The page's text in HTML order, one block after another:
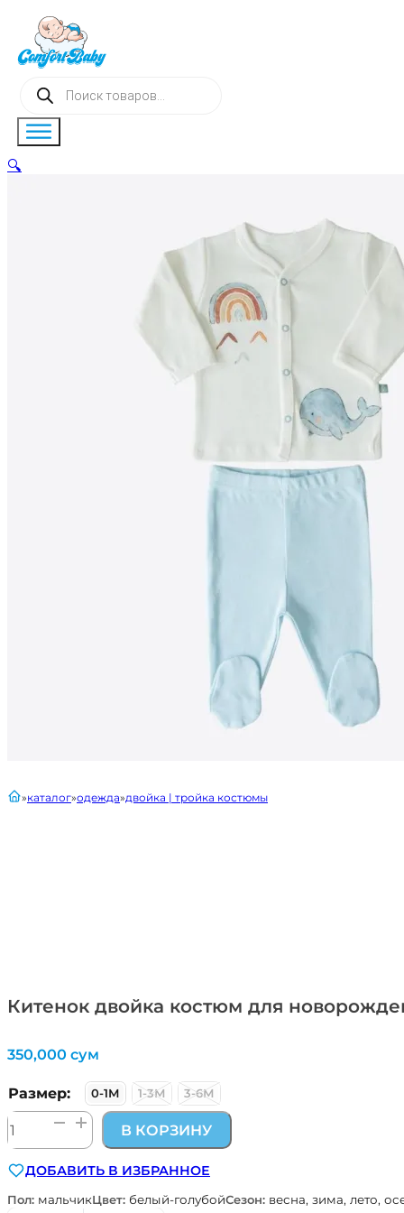
Поиск
товаров
Китенок двойка костюм для
главнаякаталог одежда двойка | тройка костюмы
350,000 сум
Размер: 0-1М 1-3М 3-6М
Количество
товара
двойка
костюм
В КОРЗИНУ
ДОБАВИТЬ В ИЗБРАННОЕ
Пол: мальчикЦвет: белый-голубойСезон: весна, зима, лето,
🔍